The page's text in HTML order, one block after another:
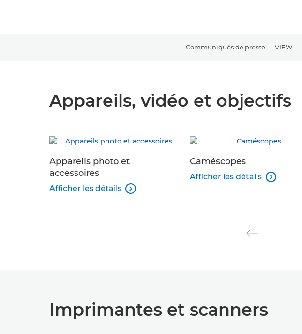
Communiqués de presse VIEW
Appareils, vidéo et objectifs
Appareils photo et
accessoires
Afficher les détails 
Caméscopes
Afficher les détails 
Imprimantes et scanners